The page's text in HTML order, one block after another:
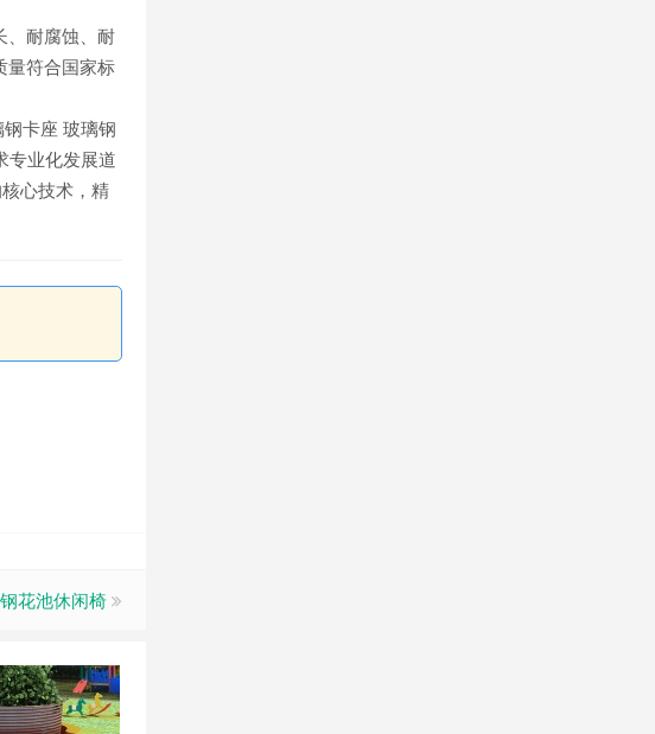
、耐腐蚀、耐
量符合国家标
卡座 玻璃钢
专业化发展道
心技术，精
花池休闲椅